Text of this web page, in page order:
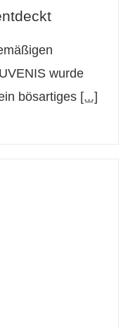
wurde
bösartiges [...]